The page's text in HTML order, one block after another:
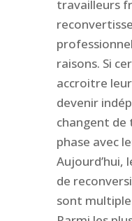
travailleurs
raisons. Si
accroitre
devenir
changent
phase avec
Aujourd’hui,
de
sont